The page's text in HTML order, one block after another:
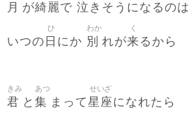
月 が綺麗で 泣 きそうになるのは
いつの 日
ひ
にか 別
わか
れが来
く
るから
君
きみ
と 集
あつ
まって星座
せいざ
になれたら